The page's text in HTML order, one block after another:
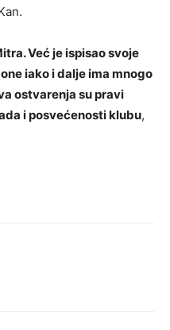
Već je ispisao svoje
iako i dalje ima mnogo
ostvarenja su pravi
i posvećenosti klubu,